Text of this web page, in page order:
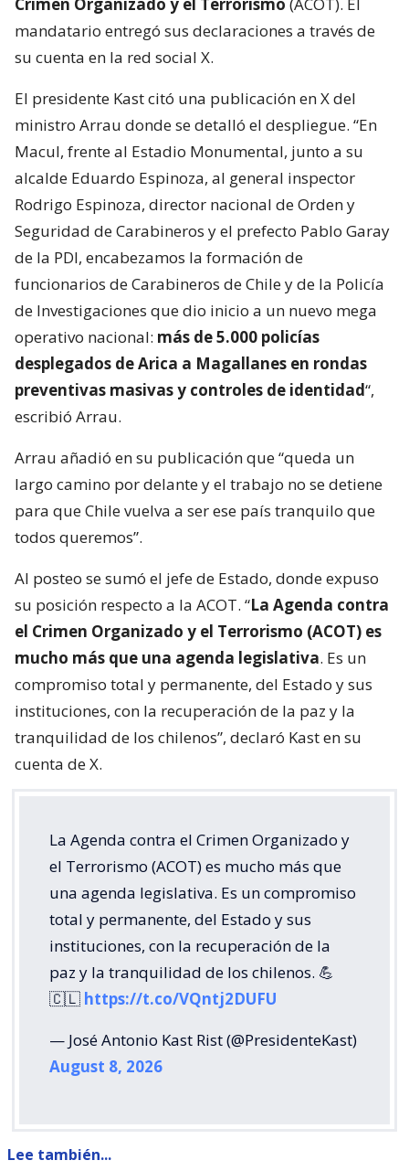
Crimen Organizado y el Terrorismo (ACOT). El
mandatario entregó sus declaraciones a través de
su cuenta en la red social X.
El presidente Kast citó una publicación en X del
ministro Arrau donde se detalló el despliegue. “En
Macul, frente al Estadio Monumental, junto a su
alcalde Eduardo Espinoza, al general inspector
Rodrigo Espinoza, director nacional de Orden y
Seguridad de Carabineros y el prefecto Pablo Garay
de la PDI, encabezamos la formación de
funcionarios de Carabineros de Chile y de la Policía
de Investigaciones que dio inicio a un nuevo mega
operativo nacional: más de 5.000 policías
desplegados de Arica a Magallanes en rondas
preventivas masivas y controles de identidad“,
escribió Arrau.
Arrau añadió en su publicación que “queda un
largo camino por delante y el trabajo no se detiene
para que Chile vuelva a ser ese país tranquilo que
todos queremos”.
Al posteo se sumó el jefe de Estado, donde expuso
su posición respecto a la ACOT. “La Agenda contra
el Crimen Organizado y el Terrorismo (ACOT) es
mucho más que una agenda legislativa. Es un
compromiso total y permanente, del Estado y sus
instituciones, con la recuperación de la paz y la
tranquilidad de los chilenos”, declaró Kast en su
cuenta de X.
La Agenda contra el Crimen Organizado y
el Terrorismo (ACOT) es mucho más que
una agenda legislativa. Es un compromiso
total y permanente, del Estado y sus
instituciones, con la recuperación de la
paz y la tranquilidad de los chilenos. 💪
🇨🇱 https://t.co/VQntj2DUFU
— José Antonio Kast Rist (@PresidenteKast)
August 8, 2026
Lee también...